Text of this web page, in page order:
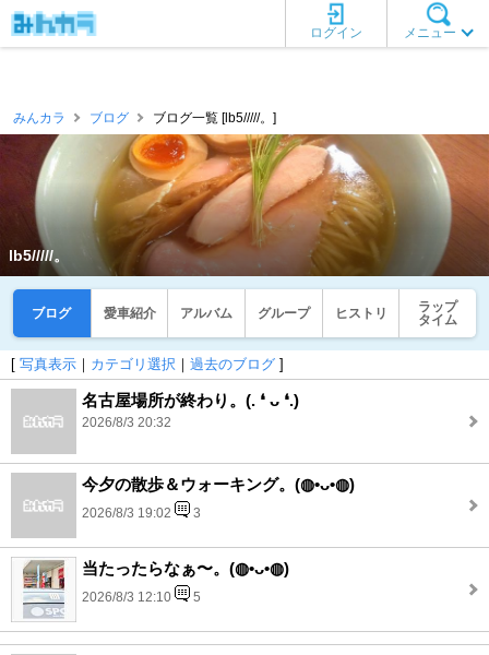
メニュー
ログイン
みんカラ ブログ ブログ一覧 [lb5/////。]
lb5/////。
ブログ 愛車紹介 アルバム グループ ヒストリ
ラップ
タイム
[ 写真表示 ｜ カテゴリ選択 ｜ 過去のブログ ]
名古屋場所が終わり。(⁠.⁠ ⁠❛⁠ ⁠ᴗ⁠ ⁠❛⁠.⁠)
2026/8/3 20:32
今夕の散歩＆ウォーキング。(⁠◍⁠•⁠ᴗ⁠•⁠◍⁠)
2026/8/3 19:02 3
当たったらなぁ〜。(⁠◍⁠•⁠ᴗ⁠•⁠◍⁠)
2026/8/3 12:10 5